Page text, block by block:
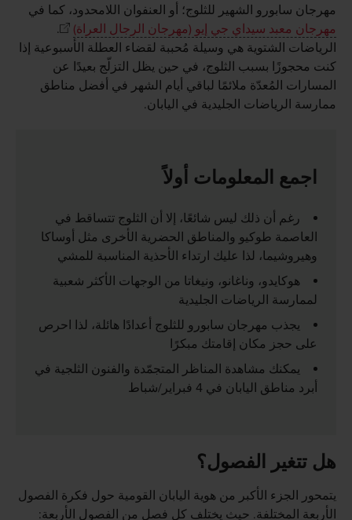
مهرجان سابورو الشهير للثلوج؛ أو العنفوان اللامحدود، كما في
مهرجان معبد سيداي جي إيو (مهرجان الرجال العراة)
.
الرياضات الشتوية هي وسيلة مُحببة لقضاء العطلة الأسبوعية إذا
كنت محجوزًا بسبب الثلوج، في حين يظل التزلّج بعيدًا عن
المسارات المُعدّة ملائمًا لباقي أيام الشهر في أفضل مناطق
ممارسة الرياضات الجليدية في اليابان.
اجمع المعلومات أولاً
رغم أن ذلك ليس شائعًا، إلا أن الثلوج تتساقط في
العاصمة طوكيو والمناطق الحضرية الأخرى مثل أوساكا
وهيروشيما، لذا عليك ارتداء الأحذية المناسبة للمشي
هوكايدو، وناغانو، ونيغاتا من الوجهات الأكثر شعبية
لممارسة الرياضات الجليدية
يجذب مهرجان سابورو للثلوج أعدادًا هائلة، لذا احرص
على حجز مكان إقامتك مبكرًا
يمكنك مشاهدة المناظر المتجمّدة والفنون الثلجية في
أبرد مناطق اليابان في 4 فبراير/شباط
هل تتغير الفصول؟
يتمحور الجزء الأكبر من هوية اليابان القومية حول فكرة الفصول
الأربعة المختلفة. حيث يختلف كل فصل من الفصول الأربعة: